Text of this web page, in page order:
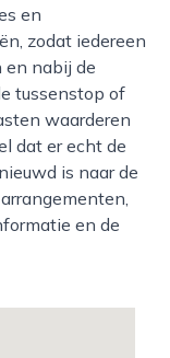
en
zodat iedereen
en nabij de
tussenstop of
waarderen
dat er echt de
is naar de
en de